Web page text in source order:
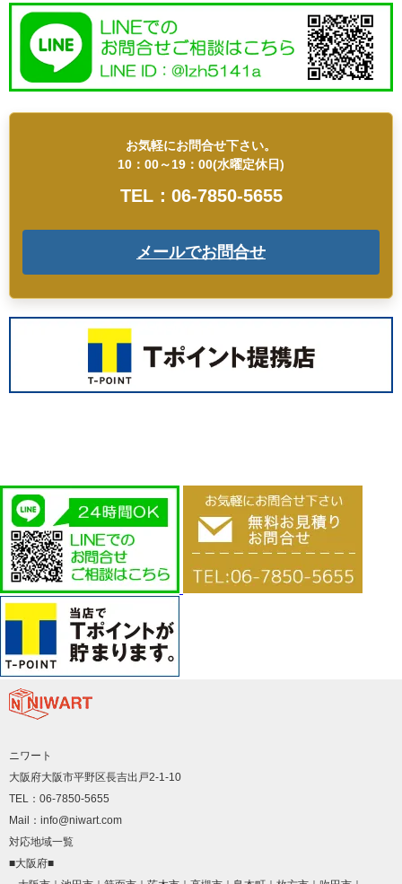
お気軽にお問合せ下さい。
10：00～19：00(水曜定休日)
TEL：06-7850-5655
メールでお問合せ
ニワート
大阪府大阪市平野区長吉出戸2-1-10
TEL：06-7850-5655
Mail：info@niwart.com
対応地域一覧
■大阪府■